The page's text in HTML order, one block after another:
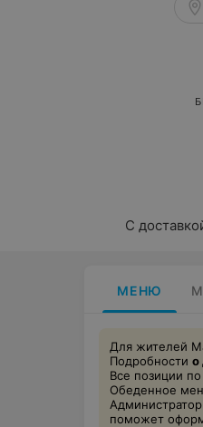
С
МЕНЮ
Для жителей
Подробности о
Все позиции
Обеденное
поможет